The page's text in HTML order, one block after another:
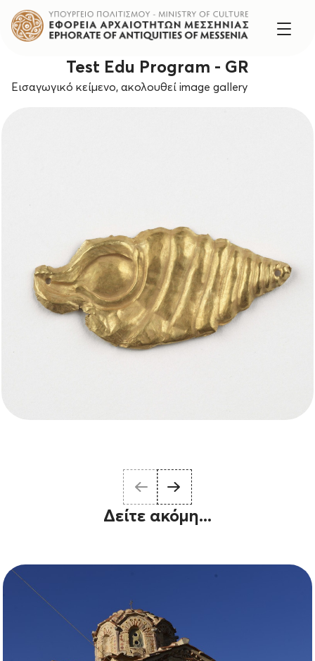
Test Edu Program - GR
Εισαγωγικό κείμενο, ακολουθεί image gallery
Δείτε ακόμη...